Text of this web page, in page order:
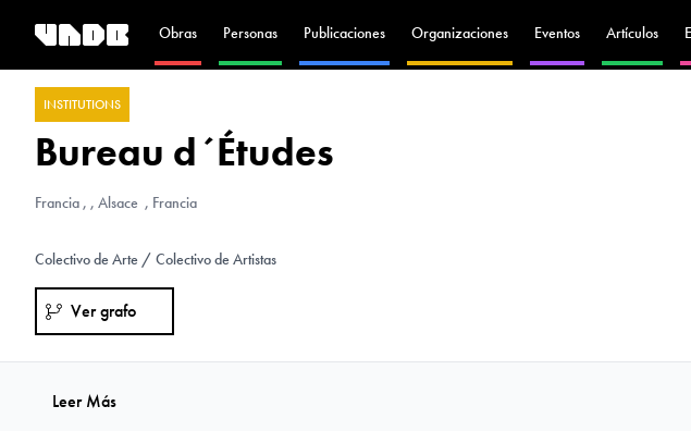
Obras Personas Publicaciones Organizaciones Eventos Artículos
INSTITUTIONS
Bureau d´Études
Francia , , Alsace , Francia
Colectivo de Arte / Colectivo de Artistas
Ver grafo
Leer Más